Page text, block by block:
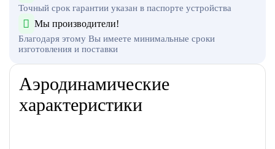
Точный срок гарантии указан в паспорте устройства
Мы производители!
Благодаря этому Вы имеете минимальные сроки
изготовления и поставки
Аэродинамические
характеристики